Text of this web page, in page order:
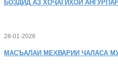
БОЗДИД АЗ ХОҶАГИҲОИ
28-01-2026
МАСЪАЛАИ МЕҲВАРИИ ҶАЛАСА